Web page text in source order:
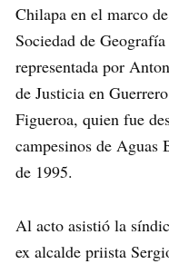
Chilapa en el marco
Sociedad de
representada por
de Justicia en
Figueroa, quien fue
campesinos de Aguas
de 1995.
Al acto asistió la
ex alcalde priista